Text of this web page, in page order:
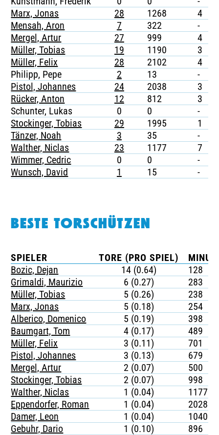
Marx, Jonas
28 1268 4
Mensah, Aron
7 322 -
Mergel, Artur
27 999 4
Müller, Tobias
19 1190 3
Müller, Felix
28 2102 4
Philipp, Pepe
2 13 -
Pistol, Johannes
24 2038 3
Rücker, Anton
12 812 3
Schunter, Lukas
0 0 -
Stockinger, Tobias
29 1995 1
Tänzer, Noah
3 35 -
Walther, Niclas
23 1177 7
Wimmer, Cedric
0 0 -
Wunsch, David
1 15 -
BESTE TORSCHÜTZEN
SPIELER TORE (PRO SPIEL)
Bozic, Dejan
14 (0.64)
128
Grimaldi, Maurizio
6 (0.27)
283
Müller, Tobias
5 (0.26)
238
Marx, Jonas
5 (0.18)
254
Alberico, Domenico
5 (0.19)
398
Baumgart, Tom
4 (0.17)
489
Müller, Felix
3 (0.11)
701
Pistol, Johannes
3 (0.13)
679
Mergel, Artur
2 (0.07)
500
Stockinger, Tobias
2 (0.07)
998
Walther, Niclas
1 (0.04)
1177
Eppendorfer, Roman
1 (0.04)
2028
Damer, Leon
1 (0.04)
1040
Gebuhr, Dario
1 (0.10) 896